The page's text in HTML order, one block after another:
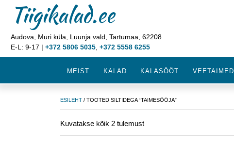
Tiigikalad.ee
Audova, Muri küla, Luunja vald, Tartumaa, 62208
E-L: 9-17 | +372 5806 5035 +372 5558 6255
MEIST KALAD KALASÖÖT VEETAIMED
ESILEHT / TOOTED SILTIDEGA “TAIMESÖÖJA”
Kuvatakse kõik 2 tulemust